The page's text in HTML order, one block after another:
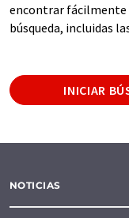
encontrar fácilmente
búsqueda, incluidas
INICIAR
NOTICIAS